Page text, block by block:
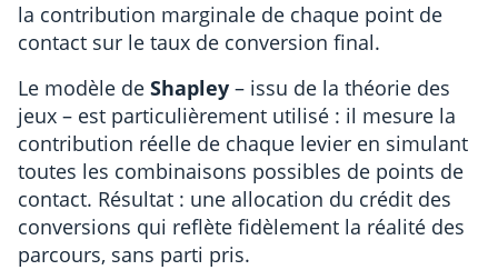
la contribution marginale de chaque point de
contact sur le taux de conversion final.
Le modèle de Shapley – issu de la théorie des
jeux – est particulièrement utilisé : il mesure la
contribution réelle de chaque levier en simulant
toutes les combinaisons possibles de points de
contact. Résultat : une allocation du crédit des
conversions qui reflète fidèlement la réalité des
parcours, sans parti pris.